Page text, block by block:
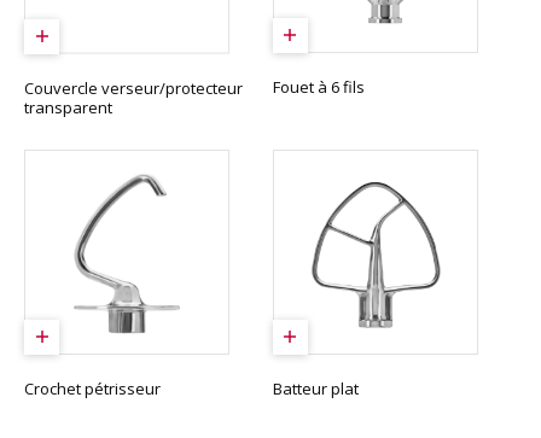
Couvercle verseur/protecteur
transparent
Fouet à 6 fils
Crochet pétrisseur Batteur plat